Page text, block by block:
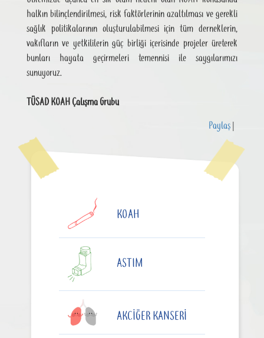
halkın bilinçlendirilmesi, risk faktörlerinin azaltılması ve gerekli
sağlık politikalarının oluşturulabilmesi için tüm derneklerin,
vakıfların ve yetkililerin güç birliği içerisinde projeler üreterek
bunları hayata geçirmeleri temennisi ile saygılarımızı
sunuyoruz.
TÜSAD KOAH Çalışma Grubu
Paylaş
KOAH
ASTIM
AKCIĞER KANSERI